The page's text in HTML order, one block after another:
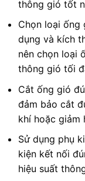
thông gió tốt
Chọn loại ống
dụng và kích
nên chọn loại
thông gió tối
Cắt ống gió
đảm bảo cắt
khí hoặc giảm
Sử dụng phụ
kiện kết nối
hiệu suất